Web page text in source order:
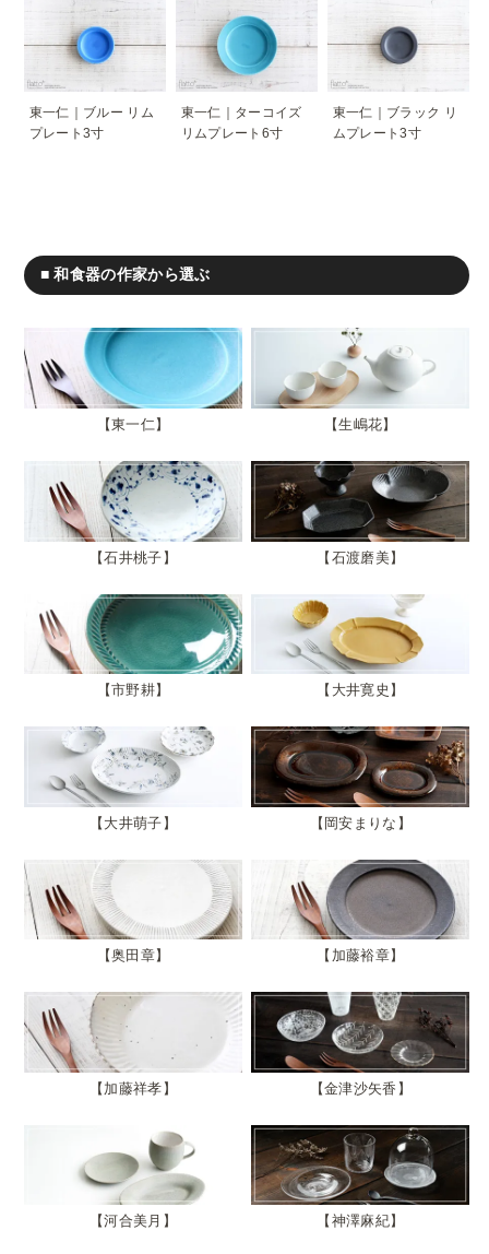
東一仁｜ブルー リム
プレート3寸
東一仁｜ターコイズ
リムプレート6寸
東一仁｜ブラック リ
ムプレート3寸
■ 和食器の作家から選ぶ
東一仁 生嶋花
石井桃子 石渡磨美
市野耕 大井寛史
大井萌子 岡安まりな
奥田章 加藤裕章
加藤祥孝 金津沙矢香
河合美月 神澤麻紀